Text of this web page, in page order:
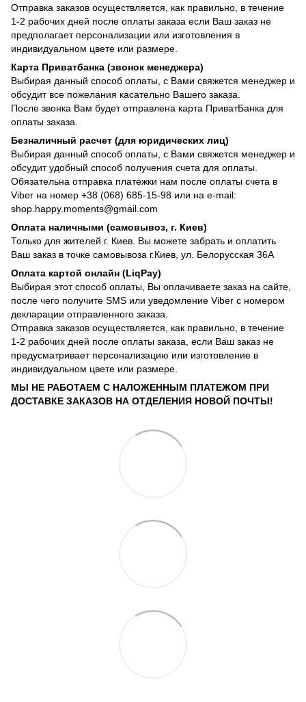
Отправка заказов осуществляется, как правильно, в течение
1-2 рабочих дней после оплаты заказа если Ваш заказ не
предполагает персонализации или изготовления в
индивидуальном цвете или размере.
Карта Приватбанка (звонок менеджера)
Выбирая данный способ оплаты, с Вами свяжется менеджер и
обсудит все пожелания касательно Вашего заказа.
После звонка Вам будет отправлена карта ПриватБанка для
оплаты заказа.
Безналичный расчет (для юридических лиц)
Выбирая данный способ оплаты, с Вами свяжется менеджер и
обсудит удобный способ получения счета для оплаты.
Обязательна отправка платежки нам после оплаты счета в
Viber на номер +38 (068) 685-15-98 или на e-mail:
shop.happy.moments@gmail.com
Оплата наличными (самовывоз, г. Киев)
Только для жителей г. Киев. Вы можете забрать и оплатить
Ваш заказ в точке самовывоза г.Киев, ул. Белорусская 36А
Оплата картой онлайн (LiqPay)
Выбирая этот способ оплаты, Вы оплачиваете заказ на сайте,
после чего получите SMS или уведомление Viber с номером
декларации отправленного заказа.
Отправка заказов осуществляется, как правильно, в течение
1-2 рабочих дней после оплаты заказа, если Ваш заказ не
предусматривает персонализацию или изготовление в
индивидуальном цвете или размере.
МЫ НЕ РАБОТАЕМ С НАЛОЖЕННЫМ ПЛАТЕЖОМ ПРИ
ДОСТАВКЕ ЗАКАЗОВ НА ОТДЕЛЕНИЯ НОВОЙ ПОЧТЫ!